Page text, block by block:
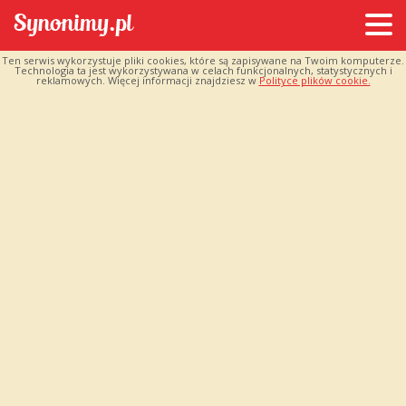
Ten serwis wykorzystuje pliki cookies, które są zapisywane na Twoim komputerze.
Technologia ta jest wykorzystywana w celach funkcjonalnych, statystycznych i
reklamowych. Więcej informacji znajdziesz w Polityce plików cookie.